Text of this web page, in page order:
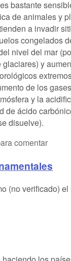
bastante
de animales y
a invadir
congelados
nivel del mar
y
de los
y la
de ácido
disuelve).
comentar
(no verificado) el